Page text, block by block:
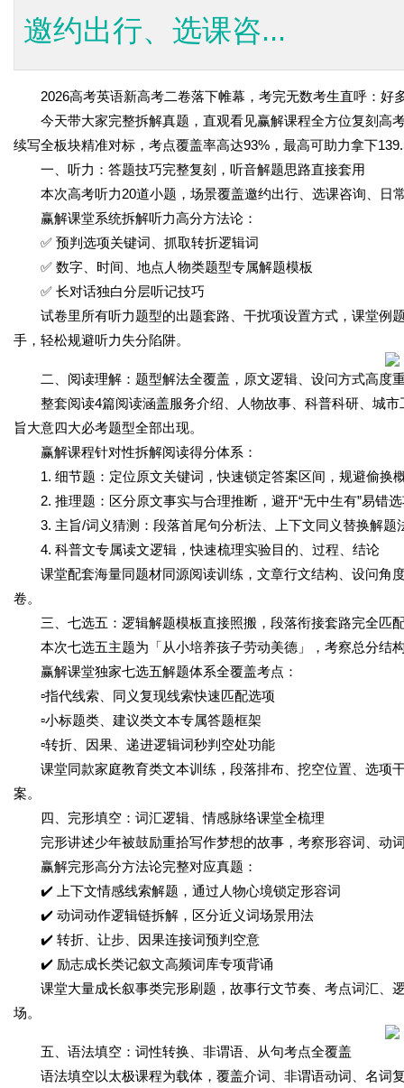
邀约出行、选课咨...
2026高考英语新高考二卷落下帷幕，考完无数考生直呼：好
今天带大家完整拆解真题，直观看见赢解课程全方位复刻高
续写全板块精准对标，考点覆盖率高达93%，最高可助力拿下
一、听力：答题技巧完整复刻，听音解题思路直接套用
本次高考听力20道小题，场景覆盖邀约出行、选课咨询、日
赢解课堂系统拆解听力高分方法论：
✅ 预判选项关键词、抓取转折逻辑词
✅ 数字、时间、地点人物类题型专属解题模板
✅ 长对话独白分层听记技巧
试卷里所有听力题型的出题套路、干扰项设置方式，课堂例
手，轻松规避听力失分陷阱。
二、阅读理解：题型解法全覆盖，原文逻辑、设问方式高度
整套阅读4篇阅读涵盖服务介绍、人物故事、科普科研、城
旨大意四大必考题型全部出现。
赢解课程针对性拆解阅读得分体系：
1. 细节题：定位原文关键词，快速锁定答案区间，规避偷换
2. 推理题：区分原文事实与合理推断，避开“无中生有”易错
3. 主旨/词义猜测：段落首尾句分析法、上下文同义替换解题
4. 科普文专属读文逻辑，快速梳理实验目的、过程、结论
课堂配套海量同题材同源阅读训练，文章行文结构、设问角
卷。
三、七选五：逻辑解题模板直接照搬，段落衔接套路完全匹
本次七选五主题为「从小培养孩子劳动美德」，考察总分结
赢解课堂独家七选五解题体系全覆盖考点：
▫️指代线索、同义复现线索快速匹配选项
▫️小标题类、建议类文本专属答题框架
▫️转折、因果、递进逻辑词秒判空处功能
课堂同款家庭教育类文本训练，段落排布、挖空位置、选项
案。
四、完形填空：词汇逻辑、情感脉络课堂全梳理
完形讲述少年被鼓励重拾写作梦想的故事，考察形容词、动
赢解完形高分方法论完整对应真题：
✔️ 上下文情感线索解题，通过人物心境锁定形容词
✔️ 动词动作逻辑链拆解，区分近义词场景用法
✔️ 转折、让步、因果连接词预判空意
✔️ 励志成长类记叙文高频词库专项背诵
课堂大量成长叙事类完形刷题，故事行文节奏、考点词汇、
场。
五、语法填空：词性转换、非谓语、从句考点全覆盖
语法填空以太极课程为载体，覆盖介词、非谓语动词、名词